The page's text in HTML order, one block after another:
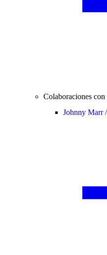
Colaboraciones con
Johnny Marr /